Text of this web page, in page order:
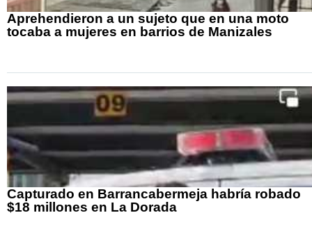
Aprehendieron a un sujeto que en una moto
tocaba a mujeres en barrios de Manizales
Capturado en Barrancabermeja habría robado
$18 millones en La Dorada